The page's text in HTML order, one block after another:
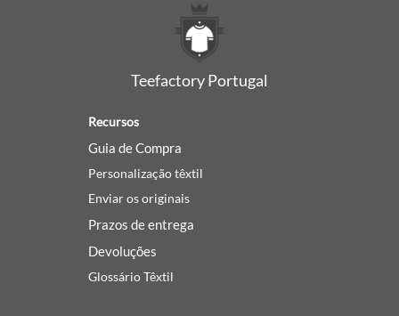
Teefactory Portugal
Recursos
Guia de Compra
Personalização têxtil
Enviar os originais
Prazos de entrega
Devoluções
Glossário Têxtil